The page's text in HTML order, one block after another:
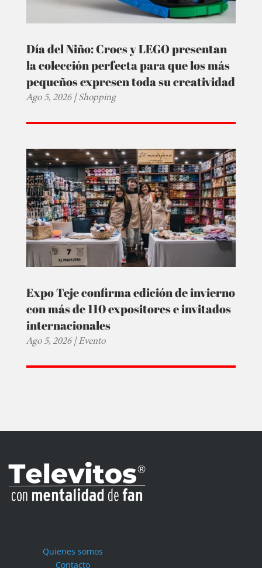
Día del Niño: Crocs y LEGO presentan
la colección perfecta para que los más
pequeños expresen toda su creatividad
Ago 5, 2026|Shopping
Expo Teje confirma edición de invierno
con más de 110 expositores e invitados
internacionales
Ago 5, 2026|Evento
Quienes somos
Contacto